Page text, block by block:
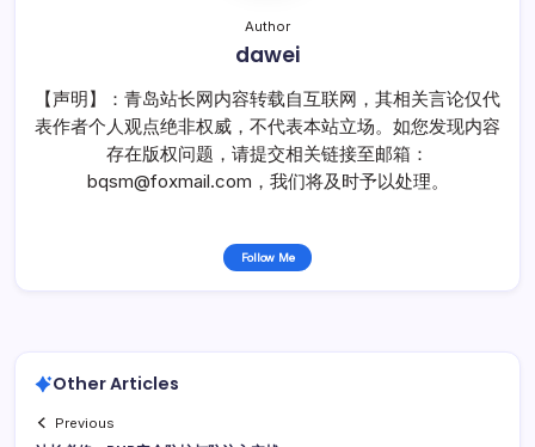
Author
dawei
【声明】：青岛站长网内容转载自互联网，其相关言论仅代
表作者个人观点绝非权威，不代表本站立场。如您发现内容
存在版权问题，请提交相关链接至邮箱：
bqsm@foxmail.com，我们将及时予以处理。
Follow Me
Other Articles
Previous